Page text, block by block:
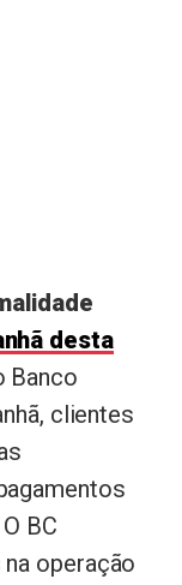
desta
Banco
clientes
BC
operação